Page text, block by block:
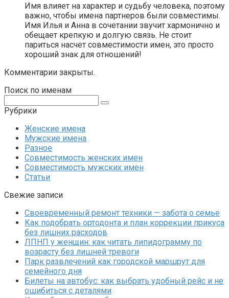
Имя влияет на характер и судьбу человека, поэтому
важно, чтобы имена партнеров были совместимы.
Имя Илья и Анна в сочетании звучит хармонично и
обещает крепкую и долгую связь. Не стоит
париться насчет совместимости имен, это просто
хороший знак для отношений!
Комментарии закрыты.
Поиск по именам
Рубрики
Женские имена
Мужские имена
Разное
Совместимость женских имен
Совместимость мужских имен
Статьи
Свежие записи
Своевременный ремонт техники — забота о семье
Как подобрать ортодонта и план коррекции прикуса
без лишних расходов
ЛПНП у женщин: как читать липидограмму по
возрасту без лишней тревоги
Парк развлечений как городской маршрут для
семейного дня
Билеты на автобус: как выбрать удобный рейс и не
ошибиться с деталями